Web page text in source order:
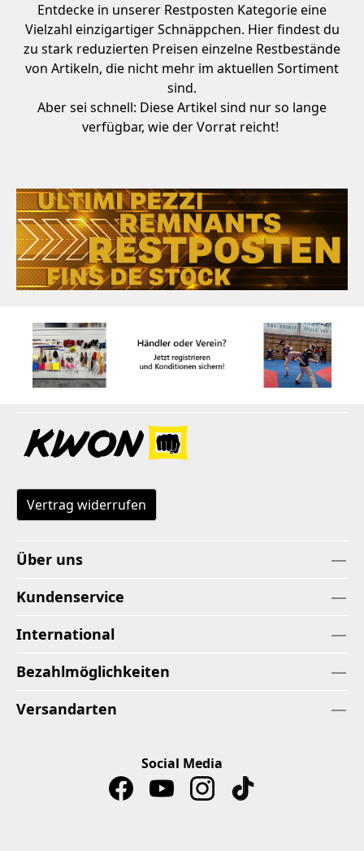
Entdecke in unserer Restposten Kategorie eine
Vielzahl einzigartiger Schnäppchen. Hier findest du
zu stark reduzierten Preisen einzelne Restbestände
von Artikeln, die nicht mehr im aktuellen Sortiment
sind.
Aber sei schnell: Diese Artikel sind nur so lange
verfügbar, wie der Vorrat reicht!
Vertrag widerrufen
Über uns
Kundenservice
International
Bezahlmöglichkeiten
Versandarten
Social Media